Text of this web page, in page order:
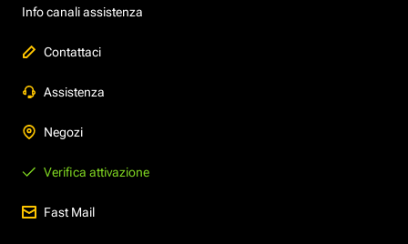
Info canali assistenza
Contattaci
Assistenza
Negozi
Verifica attivazione
Fast Mail